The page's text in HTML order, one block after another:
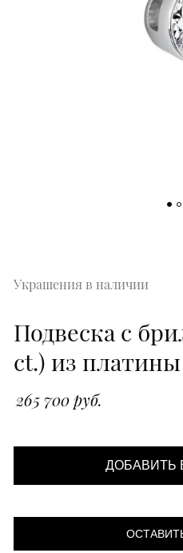
Украшения в наличии
Подвеска с
ct.) из платины
265 700 руб.
ДОБАВИТЬ